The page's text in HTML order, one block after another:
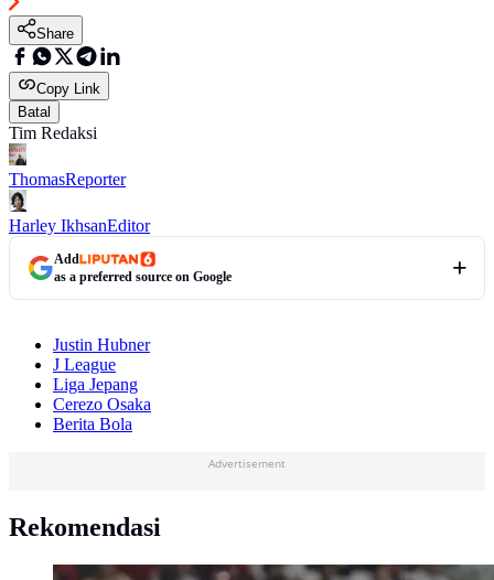
Share
Copy Link
Batal
Tim Redaksi
ThomasReporter
Harley IkhsanEditor
Add
as a preferred source on Google
Justin Hubner
J League
Liga Jepang
Cerezo Osaka
Berita Bola
Advertisement
Rekomendasi